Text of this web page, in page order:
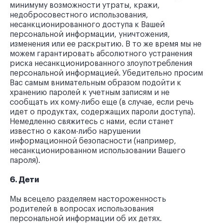
минимуму возможности утраты, кражи,
недобросовестного использования,
несанкционированного доступа к Вашей
персональной информации, уничтожения,
изменения или ее раскрытию. В то же время мы не
можем гарантировать абсолютного устранения
риска несанкционированного злоупотребления
персональной информацией. Убедительно просим
Вас самым внимательным образом подойти к
хранению паролей к учетным записям и не
сообщать их кому-либо еще (в случае, если речь
идет о продуктах, содержащих пароли доступа).
Немедленно свяжитесь с нами, если станет
известно о каком-либо нарушении
информационной безопасности (например,
несанкционированном использовании Вашего
пароля).
6. Дети
Мы всецело разделяем настороженность
родителей в вопросах использования
персональной информации об их детях.